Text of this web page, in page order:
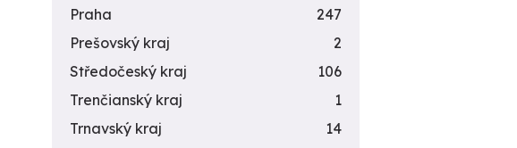
Praha
247
Prešovský kraj
2
Středočeský kraj
106
Trenčianský kraj
1
Trnavský kraj
14